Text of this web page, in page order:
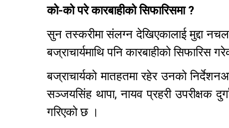
को-को परे कारबाहीको सिफारिसमा ?
सुन तस्करीमा संलग्न देखिएकालाई मुद्दा
बज्राचार्यमाथि पनि कारबाहीको सिफारिस
बज्राचार्यको मातहतमा रहेर उनको
सञ्जयसिंह थापा, नायव प्रहरी उपरीक्षक
गरिएको छ ।